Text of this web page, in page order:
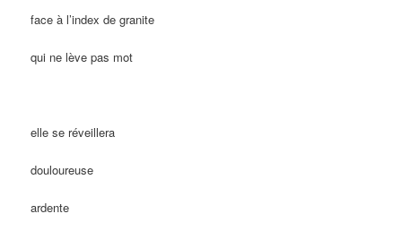
face à l’index de granite
qui ne lève pas mot
elle se réveillera
douloureuse
ardente